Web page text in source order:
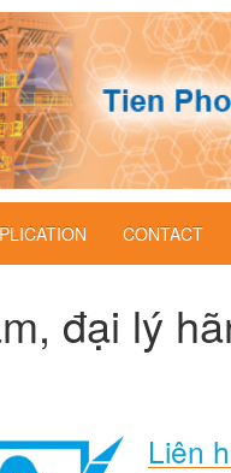
CONTACT
đại lý
Liên